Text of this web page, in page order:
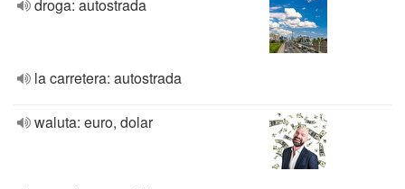
droga: autostrada
la carretera: autostrada
waluta: euro, dolar